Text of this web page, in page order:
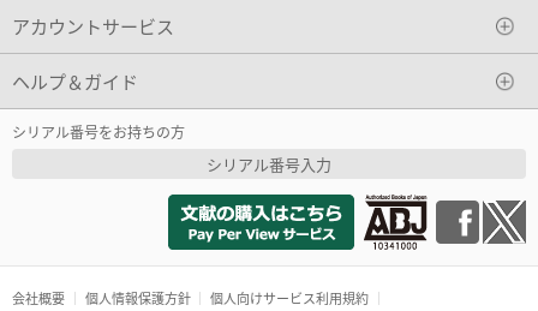
アカウントサービス
ヘルプ＆ガイド
シリアル番号をお持ちの方
シリアル番号入力
会社概要 個人情報保護方針 個人向けサービス利用規約